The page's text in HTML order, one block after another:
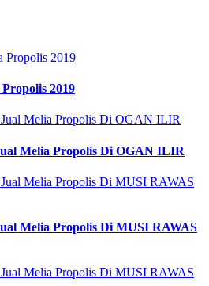
2019
Melia Propolis Di OGAN ILIR
Melia Propolis Di MUSI RAWAS